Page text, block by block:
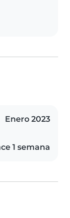
Enero 2023
1 semana